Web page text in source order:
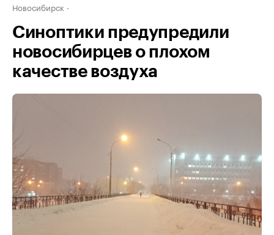
Новосибирск
Синоптики предупредили
новосибирцев о плохом
качестве воздуха